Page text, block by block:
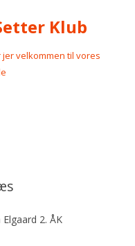
Klub
velkommen til vores
2. ÅK